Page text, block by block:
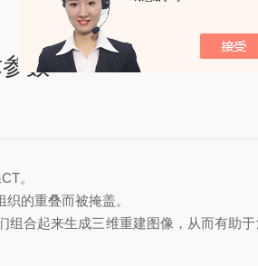
数
。
的重叠而被掩盖。
组合起来生成三维重建图像，从而有